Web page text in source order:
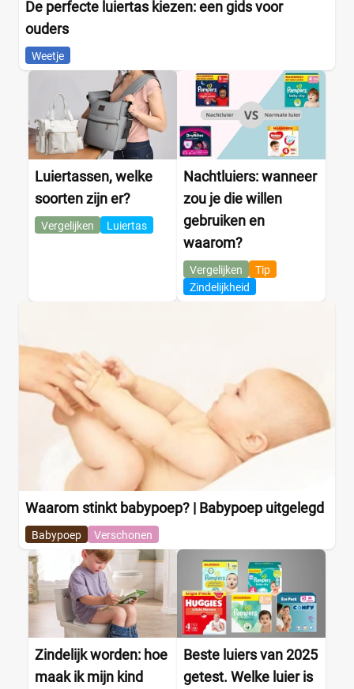
De perfecte luiertas kiezen: een gids voor
ouders
Weetje
Luiertassen, welke
soorten zijn er?
Vergelijken Luiertas
Nachtluiers: wanneer
zou je die willen
gebruiken en
waarom?
Vergelijken
Tip
Zindelijkheid
Waarom stinkt babypoep? | Babypoep uitgelegd
Babypoep Verschonen
Zindelijk worden: hoe
maak ik mijn kind
Beste luiers van 2025
getest. Welke luier is